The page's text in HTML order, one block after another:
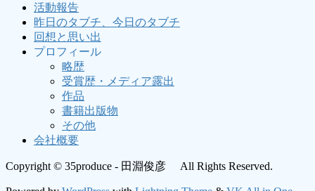
活動報告
昨日のタブチ、今日のタブチ
回想と思い出
プロフィール
略歴
受賞歴・メディア露出
作品
書籍出版物
その他
会社概要
Copyright © 35produce - 田淵俊彦 All Rights Reserved.